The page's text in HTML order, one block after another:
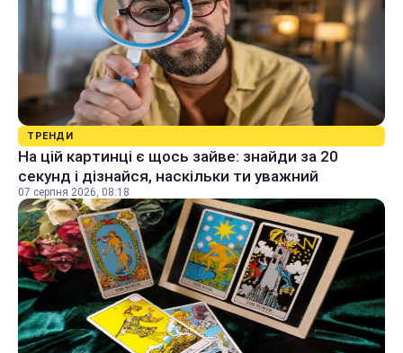
ТРЕНДИ
На цій картинці є щось зайве: знайди за 20
секунд і дізнайся, наскільки ти уважний
07 серпня 2026, 08:18